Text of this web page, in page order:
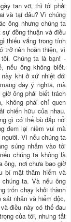
tan vỡ, thì tôi phải
và tại đâu? Vì chúng
ông nhưng chúng ta
đồng thuận và điều
thiếu vắng trong tính
trở nên hoàn thiện, vì
Chúng ta là bạn! -
nếu ông không biết.
khi ở xứ nhiệt đới
đầy ý nghĩa, mà
ông phải biết trách
không phải chỉ quen
chiến hữu của nhau.
gì có thể bù đắp nổi
đem lại niềm vui mà
Vì nếu chúng ta
súng nhắm vào tôi
chúng ta không là
ông, nơi chưa bao giờ
bí mật thâm hiểm và
ta. Và nếu ông
trốn chạy khỏi thành
nhân và hiểm độc,
điều này có thể đau
của tôi, nhưng tất